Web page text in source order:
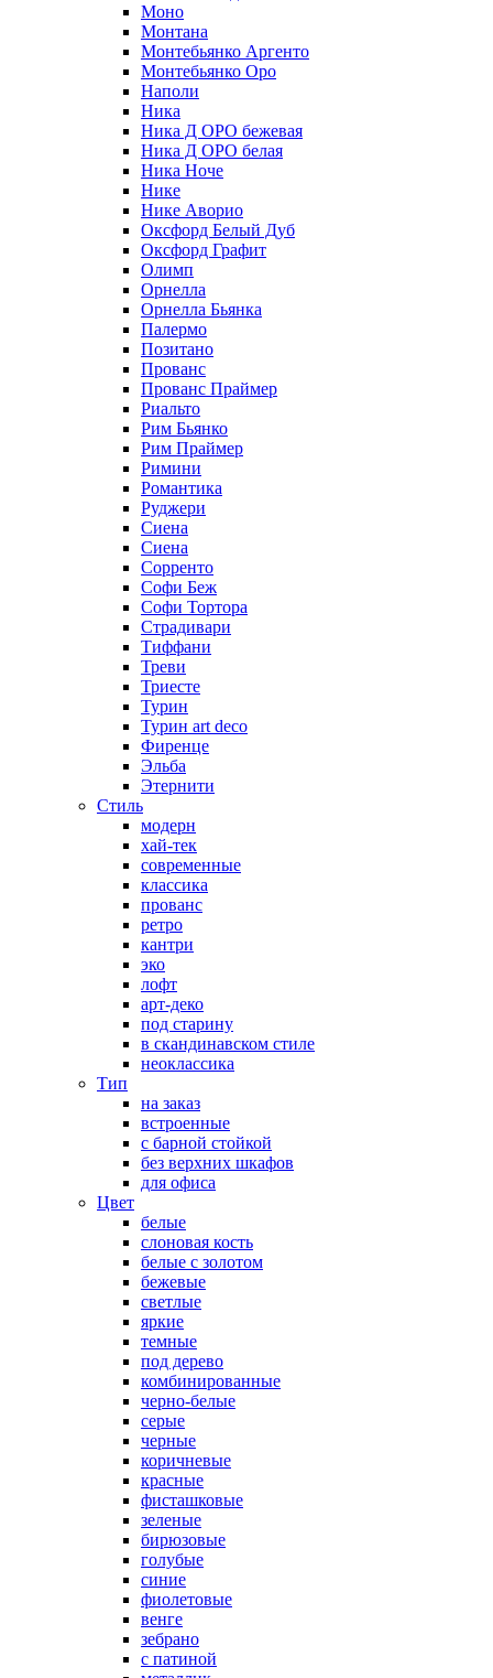
Моно
Монтана
Монтебьянко Аргенто
Монтебьянко Оро
Наполи
Ника
Ника Д ОРО бежевая
Ника Д ОРО белая
Ника Ноче
Нике
Нике Аворио
Оксфорд Белый Дуб
Оксфорд Графит
Олимп
Орнелла
Орнелла Бьянка
Палермо
Позитано
Прованс
Прованс Праймер
Риальто
Рим Бьянко
Рим Праймер
Римини
Романтика
Руджери
Сиена
Сиена
Сорренто
Софи Беж
Софи Тортора
Страдивари
Тиффани
Треви
Триесте
Турин
Турин art deco
Фиренце
Эльба
Этернити
Стиль
модерн
хай-тек
современные
классика
прованс
ретро
кантри
эко
лофт
арт-деко
под старину
в скандинавском стиле
неоклассика
Тип
на заказ
встроенные
с барной стойкой
без верхних шкафов
для офиса
Цвет
белые
слоновая кость
белые с золотом
бежевые
светлые
яркие
темные
под дерево
комбинированные
черно-белые
серые
черные
коричневые
красные
фисташковые
зеленые
бирюзовые
голубые
синие
фиолетовые
венге
зебрано
с патиной